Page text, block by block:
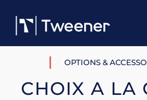
OPTIONS &
CHOIX A LA